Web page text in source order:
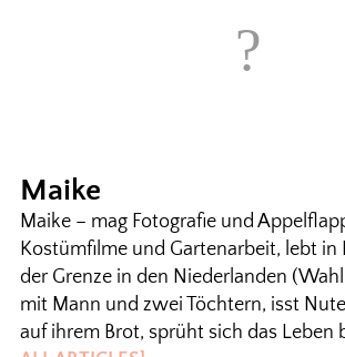
Maike
Maike – mag Fotografie und
Kostümfilme und Gartenarbeit, lebt in
der Grenze in den Niederlanden
mit Mann und zwei Töchtern, isst
auf ihrem Brot, sprüht sich das Leben